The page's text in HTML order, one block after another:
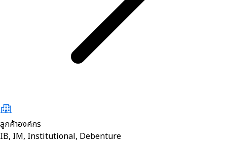
ลูกค้าองค์กร
IB, IM, Institutional, Debenture